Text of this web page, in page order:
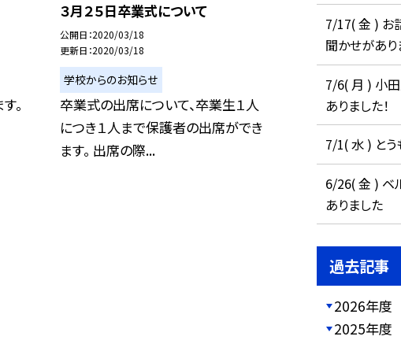
。
３月２５日卒業式について
公開日 2020/03/18
更新日 2020/03/18
学校からのお知らせ
卒業式の出席について、卒業生１人
につき１人まで保護者の出席ができ
ます。 出席の際...
7/17( 金 ) お
聞かせがあり
7/6( 月 ) 小
ありました！
7/1( 水 ) とう
6/26( 金 ) ベ
ありました
過去記事
2026年度
2025年度